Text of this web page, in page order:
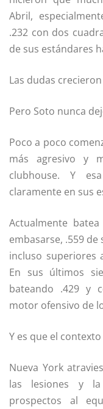
Abril,
.232 con dos
de sus estándares
Las dudas
Pero Soto nunca
Poco a poco
más agresivo y
clubhouse. Y
claramente en sus
Actualmente
embasarse, .559 de
incluso superiores
En sus últimos
bateando .429 y
motor ofensivo de
Y es que el
Nueva York
las lesiones y la
prospectos al